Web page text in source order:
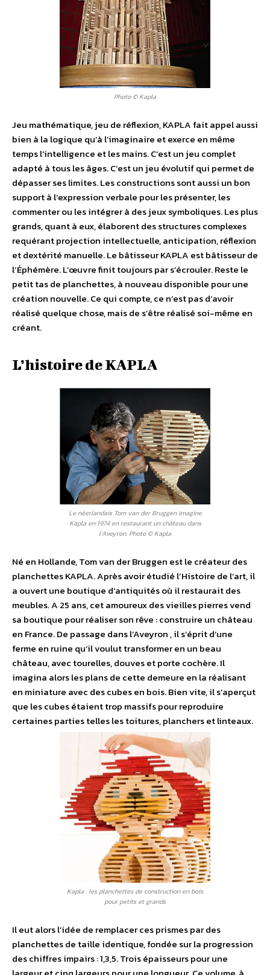
Photo © Kapla
Jeu mathématique, jeu de réflexion, KAPLA fait appel aussi
bien à la logique qu’à l’imaginaire et exerce en même
temps l’intelligence et les mains. C’est un jeu complet
adapté à tous les âges. C’est un jeu évolutif qui permet de
dépasser ses limites. Les constructions sont aussi un bon
support à l’expression verbale pour les présenter, les
commenter ou les intégrer à des jeux symboliques. Les plus
grands, quant à eux, élaborent des structures complexes
requérant projection intellectuelle, anticipation, réflexion
et dextérité manuelle. Le bâtisseur KAPLA est bâtisseur de
l’Éphémère. L’œuvre finit toujours par s’écrouler. Reste le
petit tas de planchettes, à nouveau disponible pour une
création nouvelle. Ce qui compte, ce n’est pas d’avoir
réalisé quelque chose, mais de s’être réalisé soi-même en
créant.
L’histoire de KAPLA
Le néerlandais Tom van der Bruggen imagine
Kapla en 1974 en restaurant un château dans
l’Aveyron. Photo © Kapla
Né en Hollande, Tom van der Bruggen est le créateur des
planchettes KAPLA. Après avoir étudié l’Histoire de l’art, il
a ouvert une boutique d’antiquités où il restaurait des
meubles. A 25 ans, cet amoureux des vieilles pierres vend
sa boutique pour réaliser son rêve : construire un château
en France. De passage dans l’Aveyron , il s’éprit d’une
ferme en ruine qu’il voulut transformer en un beau
château, avec tourelles, douves et porte cochère. Il
imagina alors les plans de cette demeure en la réalisant
en miniature avec des cubes en bois. Bien vite, il s’aperçut
que les cubes étaient trop massifs pour reproduire
certaines parties telles les toitures, planchers et linteaux.
Kapla : les planchettes de construction en bois
pour petits et grands
Il eut alors l’idée de remplacer ces prismes par des
planchettes de taille identique, fondée sur la progression
des chiffres impairs : 1,3,5. Trois épaisseurs pour une